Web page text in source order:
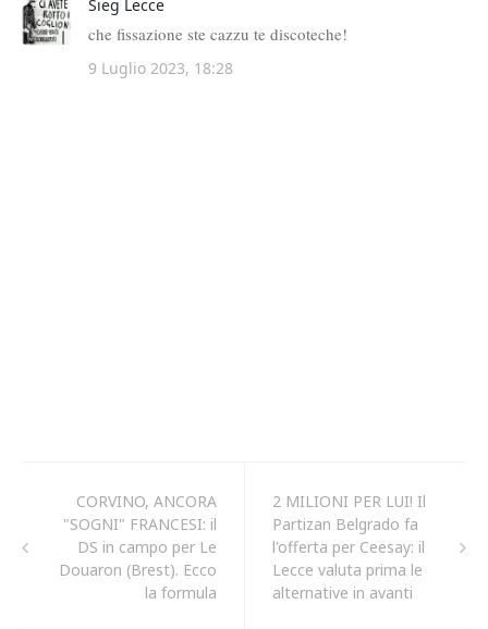
CORVINO, ANCORA
"SOGNI" FRANCESI: il
DS in campo per Le
Douaron (Brest). Ecco
la formula
2 MILIONI PER LUI! Il
Partizan Belgrado fa
l'offerta per Ceesay: il
Lecce valuta prima le
alternative in avanti